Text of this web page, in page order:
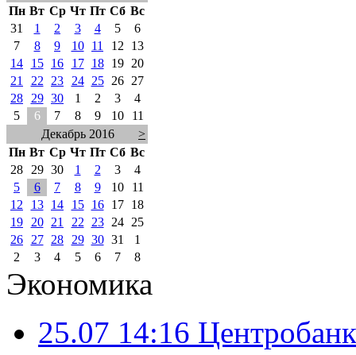
Пн Вт Ср Чт Пт Сб Вс
31
1 2 3 4 5
6
7
8 9 10 11 12
13
14
15 16 17 18 19
20
21
22 23 24 25 26
27
28
29 30 1 2 3
4
5
6 7 8 9 10
11
Декабрь 2016
>
Пн Вт Ср Чт Пт Сб Вс
28
29 30 1 2 3
4
5
6 7 8 9 10
11
12
13 14 15 16 17
18
19
20 21 22 23 24
25
26
27 28 29 30 31
1
2
3 4 5 6 7 8
Экономика
25.07 14:16